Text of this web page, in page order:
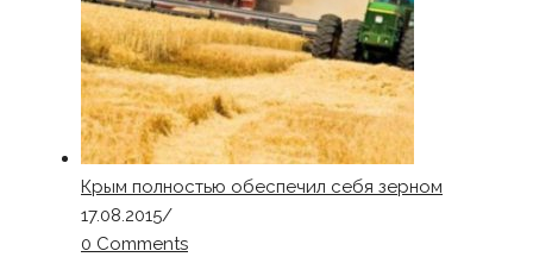
Крым полностью обеспечил себя зерном
17.08.2015/
0 Comments